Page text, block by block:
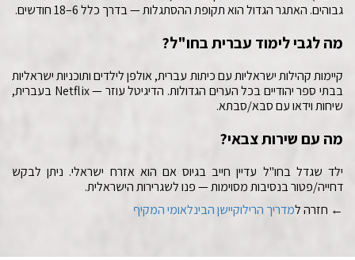
גבוהים. האתגר הגדול הוא תקופת ההסתגלות — בדרך כלל 6–18 חודשים.
מה לגבי לימוד עברית בחו"ל?
קיימות קהילות ישראליות עם כיתות עברית, אולפן לילדים ותוכניות ישראליות
בבתי ספר יהודיים בכל הערים הגדולות. הדיגיטל עוזר — Netflix בעברית,
שיחות וידאו עם סבא/סבתא.
מה עם שירות צבאי?
ילד שגדל בחו"ל עדיין חייב בגיוס אם הוא אזרח ישראלי. ניתן לבקש
דחייה/פטור בנסיבות מסוימות — פנו לשגרירות הישראלית.
← חזרה למדריך הרילוקיישן הבינלאומי המקיף